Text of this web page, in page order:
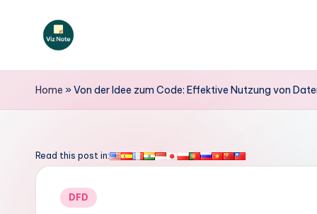
V
iz
o
Home »Von der Idee zum Code: Effektive Nutzung von
Read this post in:
Posted
DFD